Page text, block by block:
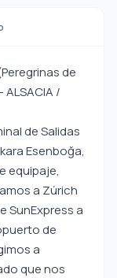
de
/
de Salidas
Esenboğa,
equipaje,
a Zúrich
SunExpress a
de
a
que nos